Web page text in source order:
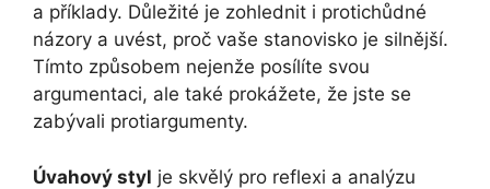
a příklady. Důležité je zohlednit i protichůdné
názory a uvést, proč vaše stanovisko je silnější.
Tímto způsobem nejenže posílíte svou
argumentaci, ale také prokážete, že jste se
zabývali protiargumenty.
Úvahový styl je skvělý pro reflexi a analýzu